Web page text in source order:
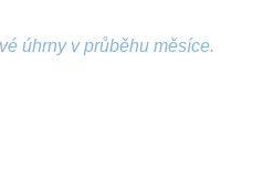
úhrny v průběhu měsíce.